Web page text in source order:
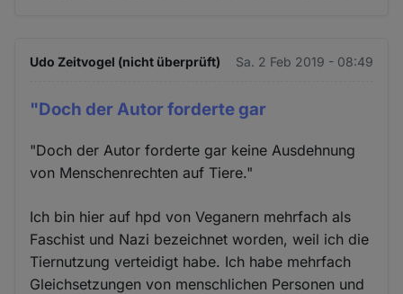
Udo Zeitvogel (nicht überprüft) Sa. 2 Feb 2019 - 08:49
"Doch der Autor forderte gar
"Doch der Autor forderte gar keine Ausdehnung
von Menschenrechten auf Tiere."
Ich bin hier auf hpd von Veganern mehrfach als
Faschist und Nazi bezeichnet worden, weil ich die
Tiernutzung verteidigt habe. Ich habe mehrfach
Gleichsetzungen von menschlichen Personen und